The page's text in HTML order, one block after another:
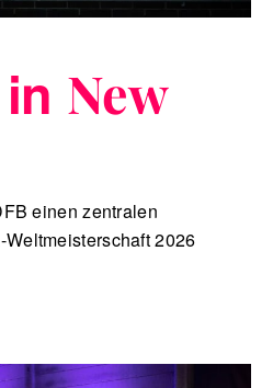
New
einen zentralen
2026